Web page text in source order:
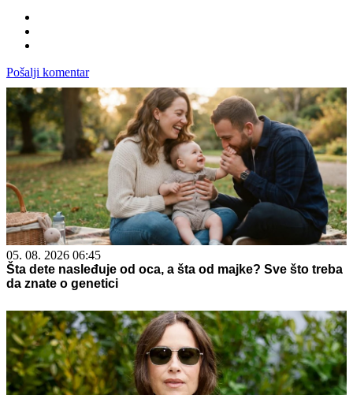
Pošalji komentar
05. 08. 2026 06:45
Šta dete nasleđuje od oca, a šta od majke? Sve što treba
da znate o genetici